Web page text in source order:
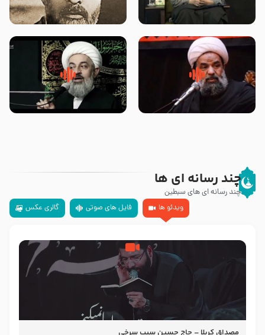
لقب حضرت رقیه سلام الله علیها به
چه معناست – حجت الاسلام علوی
روضه‌ی مجلس یزید ملعون و
اسارت اهل‌بیت علیهم‌السلام –
محدث زاده
سلام جوانی که امام حسین علیه
السلام خودش جوابش را دادند
زیارتی که اسباب رزق زیاد و عمر
طولانی است حجت السلام حسین
چند رسانه ای ها
چند رسانه ای های سبطین
ویدئو ها
فایل های صوتی گالری عکس
مصداق کربلا – حاج حسین سیب سرخی